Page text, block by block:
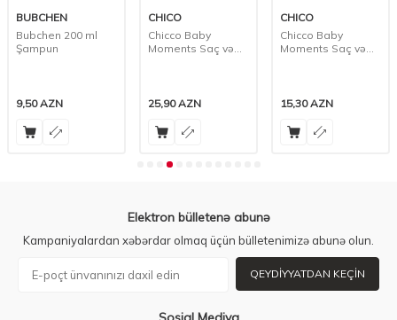
BUBCHEN
Bubchen 200 ml
Şampun
9,50AZN
CHICO
Chicco Baby
Moments Saç və
25,90AZN
CHICO
Chicco Baby
Moments Saç və
15,30AZN
Elektron bülletenə abunə
Kampaniyalardan xəbərdar olmaq üçün bülletenimizə abunə olun.
QEYDIYYATDAN KEÇIN